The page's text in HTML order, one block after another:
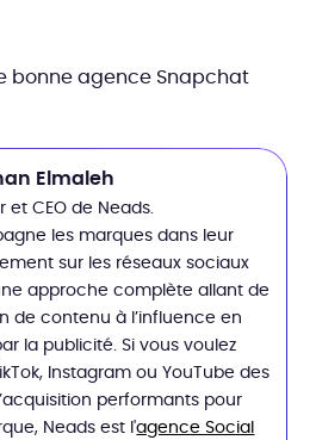
bonne agence Snapchat
Elmaleh
et CEO de Neads.
les marques dans leur
sur les réseaux sociaux
approche complète allant de
de contenu à l’influence en
la publicité. Si vous voulez
Instagram ou YouTube des
performants pour
Neads est l'agence Social